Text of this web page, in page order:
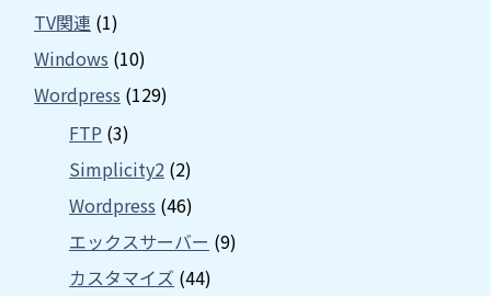
TV関連 (1)
Windows (10)
Wordpress (129)
FTP (3)
Simplicity2 (2)
Wordpress (46)
エックスサーバー (9)
カスタマイズ (44)